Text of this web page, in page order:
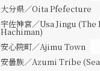
大分県／Oita Pfefecture
宇佐神宮／Usa Jingu
Hachiman)
安心院町／Ajimu Town
安曇族／Azumi Tribe